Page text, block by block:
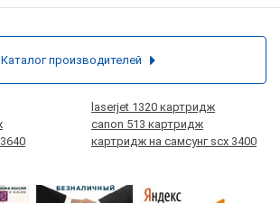
laserjet 1320 картридж
canon 513 картридж
картридж на самсунг scx 3400